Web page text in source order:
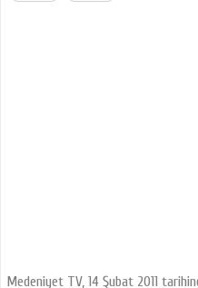
Medeniyet TV, 14 Şubat 2011